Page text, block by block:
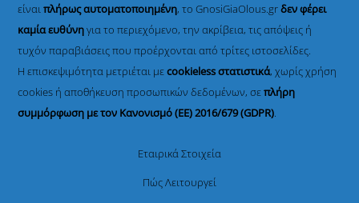
είναιπλήρως αυτοματοποιημένη, το GnosiGiaOlous.grδεν φέρει
καμία ευθύνηγια το περιεχόμενο, την ακρίβεια, τις απόψεις ή
τυχόν παραβιάσεις που προέρχονται από τρίτες ιστοσελίδες.
Η επισκεψιμότητα μετριέται μεcookieless στατιστικά, χωρίς χρήση
cookies ή αποθήκευση προσωπικών δεδομένων, σεπλήρη
συμμόρφωση με τον Κανονισμό (ΕΕ) 2016/679 (GDPR).
Εταιρικά Στοιχεία
Πώς Λειτουργεί